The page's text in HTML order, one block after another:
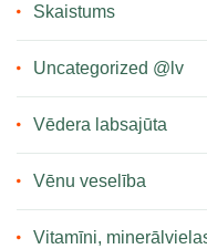
Skaistums
Uncategorized @lv
Vēdera labsajūta
Vēnu veselība
Vitamīni,